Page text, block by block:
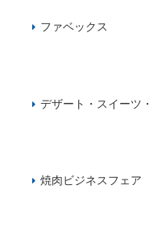
ファベックス
デザート・スイーツ
焼肉ビジネスフェア